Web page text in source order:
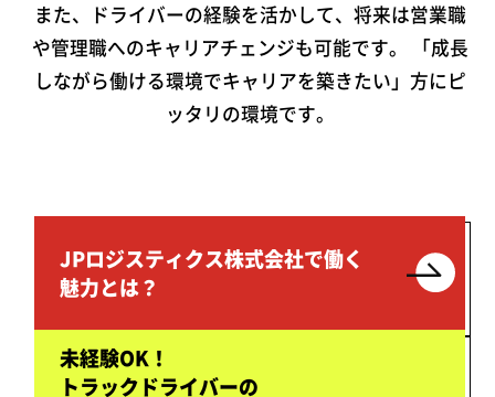
また、ドライバーの経験を活かして、将来は営業職
や管理職へのキャリアチェンジも可能です。 「成長
しながら働ける環境でキャリアを築きたい」方にピ
ッタリの環境です。
JPロジスティクス株式会社で働く
魅力とは？
未経験OK！
トラックドライバーの